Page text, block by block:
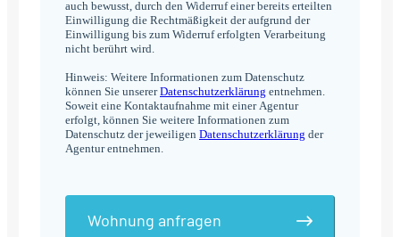
auch bewusst, durch den Widerruf einer bereits erteilten
Einwilligung die Rechtmäßigkeit der aufgrund der
Einwilligung bis zum Widerruf erfolgten Verarbeitung
nicht berührt wird.
Hinweis: Weitere Informationen zum Datenschutz
können Sie unsererDatenschutzerklärung entnehmen.
Soweit eine Kontaktaufnahme mit einer Agentur
erfolgt, können Sie weitere Informationen zum
Datenschutz der jeweiligen Datenschutzerklärung der
Agentur entnehmen.
Wohnung anfragen